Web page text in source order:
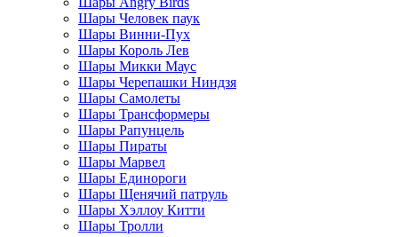
Шары Человек паук
Шары Винни-Пух
Шары Король Лев
Шары Микки Маус
Шары Черепашки Ниндзя
Шары Самолеты
Шары Трансформеры
Шары Рапунцель
Шары Пираты
Шары Марвел
Шары Единороги
Шары Щенячий патруль
Шары Хэллоу Китти
Шары Тролли